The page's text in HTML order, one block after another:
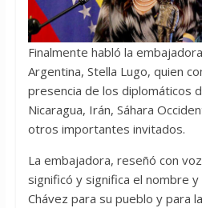
Finalmente habló la
Argentina, Stella Lugo, quien
presencia de los diplomáticos
Nicaragua, Irán, Sáhara
otros importantes invitados.
La embajadora, reseñó con
significó y significa el nombre
Chávez para su pueblo y para